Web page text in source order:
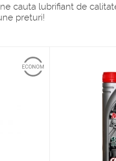
lubrifiant de
preturi!